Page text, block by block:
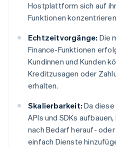
Hostplattform sich auf
Funktionen
Echtzeitvorgänge: Die
Finance-Funktionen
Kundinnen und Kunden
Kreditzusagen oder
erhalten.
Skalierbarkeit: Da
APIs und SDKs
nach Bedarf herauf-
einfach Dienste